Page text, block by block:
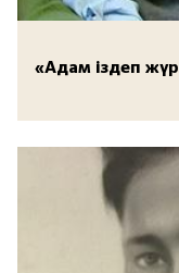
«Адам іздеп